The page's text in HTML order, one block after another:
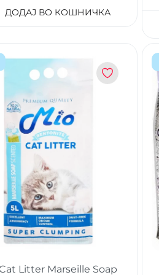
ДОДАЈ ВО КОШНИЧКА
Litter Marseille Soap